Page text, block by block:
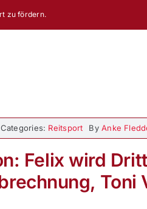
zu fördern.
Categories: Reitsport ByAnke
Felix wird
Toni